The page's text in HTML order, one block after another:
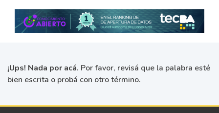
¡Ups! Nada por acá. Por favor, revisá que la palabra esté
bien escrita o probá con otro término.